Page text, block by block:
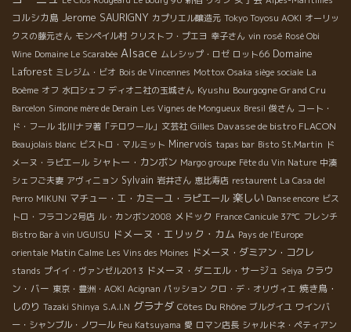
コルシカ島 Jerome SAURIGNY カプリエル醸造元 Tokyo Toyosu AOKI オーリッ
クスの藤元さん モンペイル村 クリストフ・プエヨ 幸子さん vin rosé Rosé Obi
Wine Domaine Le Scarabée Alsace ムレシップ・ロゼ ロット66 Domaine
Laforest ミレジム・ビオ Bois de Vincennes Mottox Osaka siège sociale La
Boème オフ 水口シェフ ディオニ社の玉城さん Kyushu Bourgogne Grand Cru
Barcelon Simone mère de Derain Les Vignes de Mongueux Bresil 俊さん コート・
ド・フール 北川ナヲ著「テロワール」文芸社 Gilles Davasse de bistro FLACON
Beaujolais blanc ビストロ・マルミット Minervois tapas bar Bisto St.Martin ド
メーヌ・ラピエール シャトー・カンボン Margo groupe Fête du Vin Nature 中湊
シェフご夫妻 アヴィニョン Sylvain 岩井さん 恵比寿店 restaurent La Casa del
Perro MIKUNI マチュー・エ・カミーユ・ラピエール 楽しい Danse encore ビス
トロ・フラコン2号店 ル・カンボン2008 メドック France Canicule 37℃ フレンチ
Bistro Bar à vin UGUISU ドメーヌ・エリック・カム Pays de l'Europe
orientale Matin Calme Les Vins des Moines ドメーヌ・ダミアン・コクレ
stands プイイ・ヴァンゼル2013 ドメーヌ・ダニエル・サージュ Seiya クラウ
ン・バー 東京・豊洲・AOKI Acignan パッション クロ・デ・オリヴィエ 焼き鳥・
しのり Tazaki Shinya S.A.I.N グラナダ Côtes Du Rhône ブルグイユ ワインバ
ー・シャンブル・ノワール Feu Katsuyama 愛 ロマン店長 シャルドネ・ペティアン